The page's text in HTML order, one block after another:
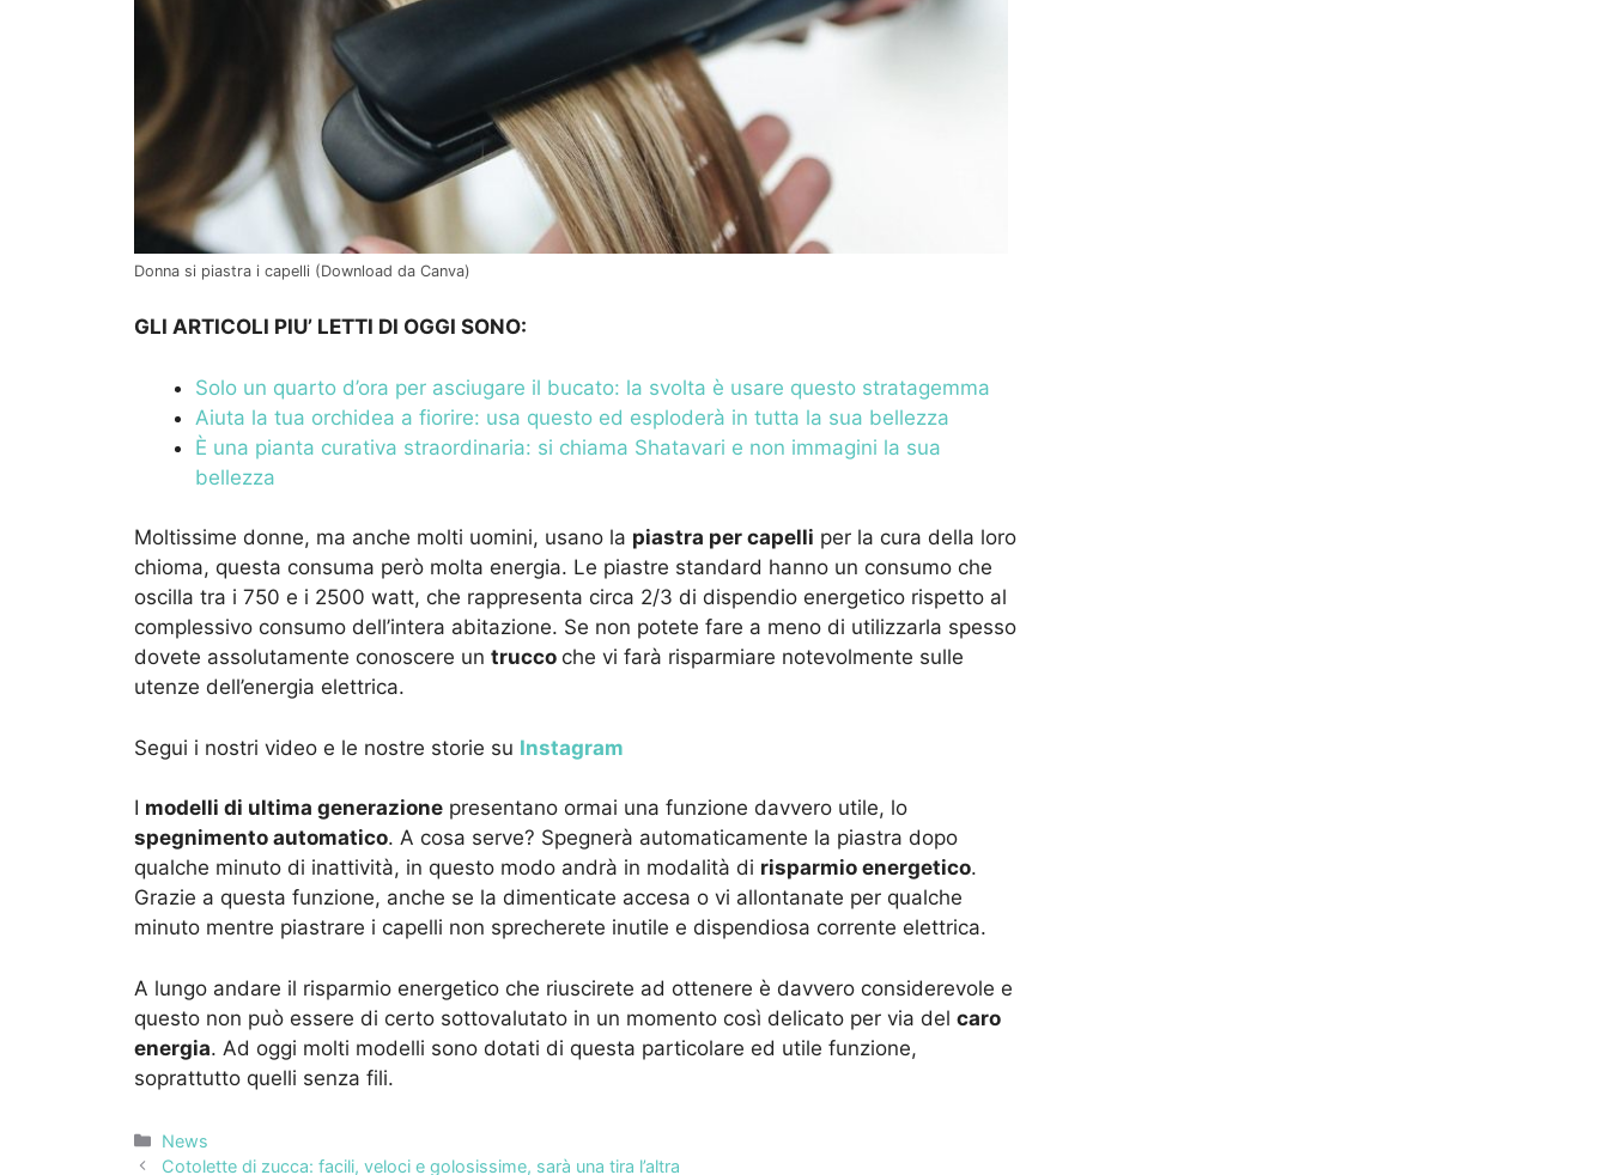
Donna si piastra i capelli (Download da Canva)
GLI ARTICOLI PIU’ LETTI DI OGGI SONO:
Solo un quarto d’ora per asciugare il bucato: la svolta è usare questo stratagemma
Aiuta la tua orchidea a fiorire: usa questo ed esploderà in tutta la sua bellezza
È una pianta curativa straordinaria: si chiama Shatavari e non immagini la sua
bellezza
Moltissime donne, ma anche molti uomini, usano la piastra per capelli per la cura della loro
chioma, questa consuma però molta energia. Le piastre standard hanno un consumo che
oscilla tra i 750 e i 2500 watt, che rappresenta circa 2/3 di dispendio energetico rispetto al
complessivo consumo dell’intera abitazione. Se non potete fare a meno di utilizzarla spesso
dovete assolutamente conoscere un trucco che vi farà risparmiare notevolmente sulle
utenze dell’energia elettrica.
Segui i nostri video e le nostre storie su Instagram
I modelli di ultima generazione presentano ormai una funzione davvero utile, lo
spegnimento automatico. A cosa serve? Spegnerà automaticamente la piastra dopo
qualche minuto di inattività, in questo modo andrà in modalità di risparmio energetico.
Grazie a questa funzione, anche se la dimenticate accesa o vi allontanate per qualche
minuto mentre piastrare i capelli non sprecherete inutile e dispendiosa corrente elettrica.
A lungo andare il risparmio energetico che riuscirete ad ottenere è davvero considerevole e
questo non può essere di certo sottovalutato in un momento così delicato per via del caro
energia. Ad oggi molti modelli sono dotati di questa particolare ed utile funzione,
soprattutto quelli senza fili.
Categorie
News
Cotolette di zucca: facili, veloci e golosissime, sarà una tira l’altra